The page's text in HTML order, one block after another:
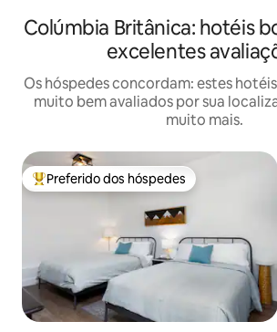
Colúmbia Britânica: hotéis
excelentes
Os hóspedes concordam: estes
muito bem avaliados por sua
muito mais.
Entre os melhores preferidos dos
Preferido dos hóspedes